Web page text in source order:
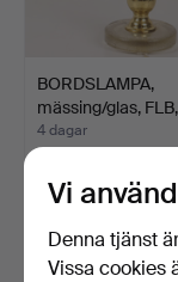
BORDSLAMPA,
mässing/glas,
tal.
4 dagar
43 USD
Vi
Denna tjänst
Vissa cookies